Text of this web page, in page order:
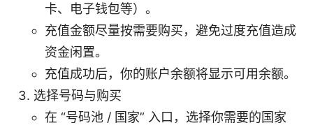
卡、电子钱包等）。
充值金额尽量按需要购买，避免过度充值造成
资金闲置。
充值成功后，你的账户余额将显示可用余额。
选择号码与购买
在 “号码池 / 国家” 入口，选择你需要的国家